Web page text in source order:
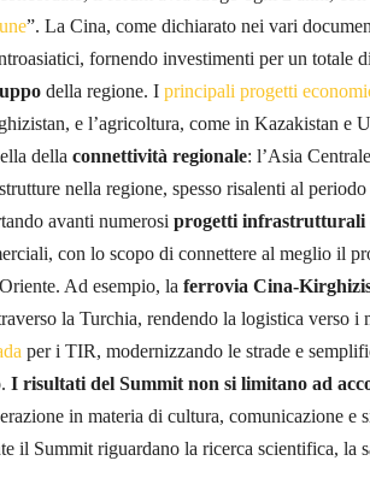
”. La Cina, come dichiarato nei vari
fornendo investimenti per un totale di
della regione. I principali progetti
e l’agricoltura, come in Kazakistan e
della connettività regionale: l’Asia
nella regione, spesso risalenti al
avanti numerosi progetti infrastrutturali
con lo scopo di connettere al meglio il
Ad esempio, la ferrovia Cina-
la Turchia, rendendo la logistica verso i
per i TIR, modernizzando le strade e
I risultati del Summit non si limitano ad
in materia di cultura, comunicazione e
il Summit riguardano la ricerca scientifica, la